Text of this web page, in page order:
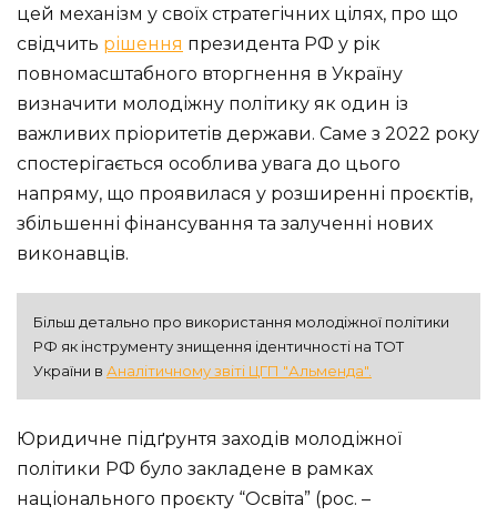
цей механізм у своїх стратегічних цілях, про що
свідчить рішення президента РФ у рік
повномасштабного вторгнення в Україну
визначити молодіжну політику як один із
важливих пріоритетів держави. Саме з 2022 року
спостерігається особлива увага до цього
напряму, що проявилася у розширенні проєктів,
збільшенні фінансування та залученні нових
виконавців.
Більш детально про використання молодіжної політики
РФ як інструменту знищення ідентичності на ТОТ
України в Аналітичному звіті ЦГП "Альменда".
Юридичне підґрунтя заходів молодіжної
політики РФ було закладене в рамках
національного проєкту “Освіта” (рос. –